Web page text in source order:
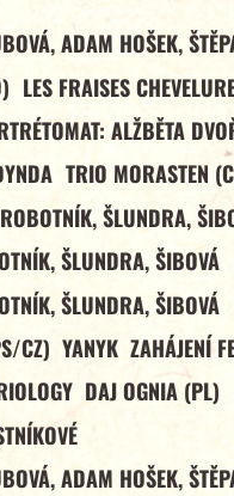
ADAM HOŠEK,
LES FRAISES
ALŽBĚTA
TRIO MORASTEN
ŠLUNDRA,
ŠLUNDRA, ŠIBOVÁ
ŠLUNDRA, ŠIBOVÁ
CZ) YANYK ZAHÁJENÍ
DAJ OGNIA (PL)
ADAM HOŠEK,